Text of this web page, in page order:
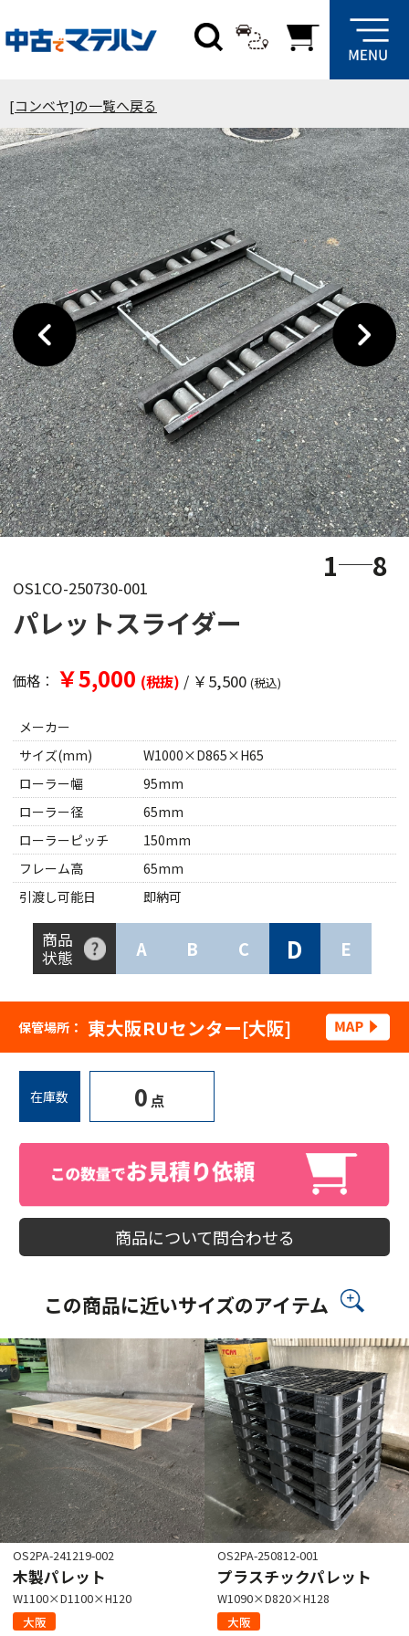
[コンベヤ]の一覧へ戻る
1 8
OS1CO-250730-001
パレットスライダー
価格： ￥5,000 (税抜) / ￥5,500 (税込)
メーカー
サイズ(mm)
W1000×D865×H65
ローラー幅
95mm
ローラー径
65mm
ローラーピッチ
150mm
フレーム高
65mm
引渡し可能日
即納可
商品
状態
A B C D E
保管場所： 東大阪RUセンター[大阪]
在庫数 0 点
商品について問合わせる
この商品に近いサイズのアイテム
OS2PA-241219-002
木製パレット
W1100×D1100×H120
大阪
OS2PA-250812-001
プラスチックパレット
W1090×D820×H128
大阪